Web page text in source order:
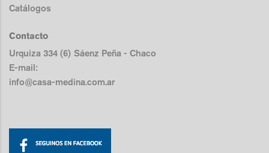
Catálogos
Contacto
Urquiza 334 (6) Sáenz Peña - Chaco
E-mail:
info@casa-medina.com.ar